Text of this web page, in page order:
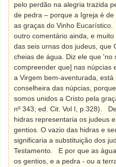
pelo perdão na alegria trazida
de pedra – porque a Igreja é
as graças do Vinho Eucarístico.
outro comentário ainda, e
das seis urnas dos judeus, que
cheias de água. Diz ele que 'no
compreender que] nas núpcias
a Virgem bem-aventurada,
conselheira das núpcias,
somos unidos a Cristo pela
nº 343; ed. Cit. Vol I, p.328).
hidras representaria os judeus
gentios. O vazio das hidras e
significaria a substituição dos
Testamento.
E por que as
os gentios, e a pedra - ou a